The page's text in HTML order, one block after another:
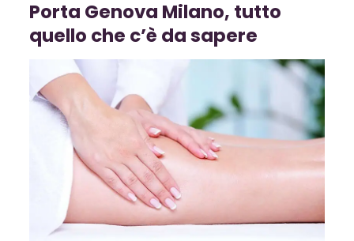
Porta Genova Milano, tutto
quello che c’è da sapere